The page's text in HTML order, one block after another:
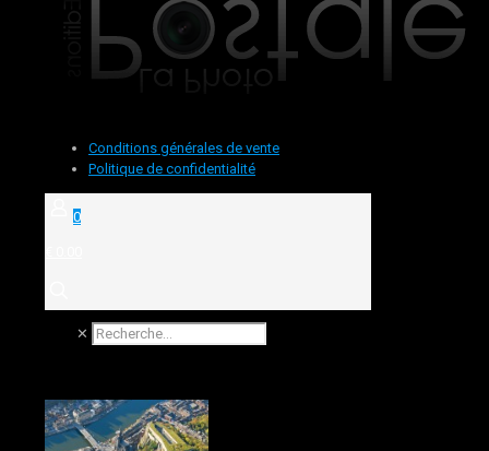
Conditions générales de vente
Politique de confidentialité
0
✕